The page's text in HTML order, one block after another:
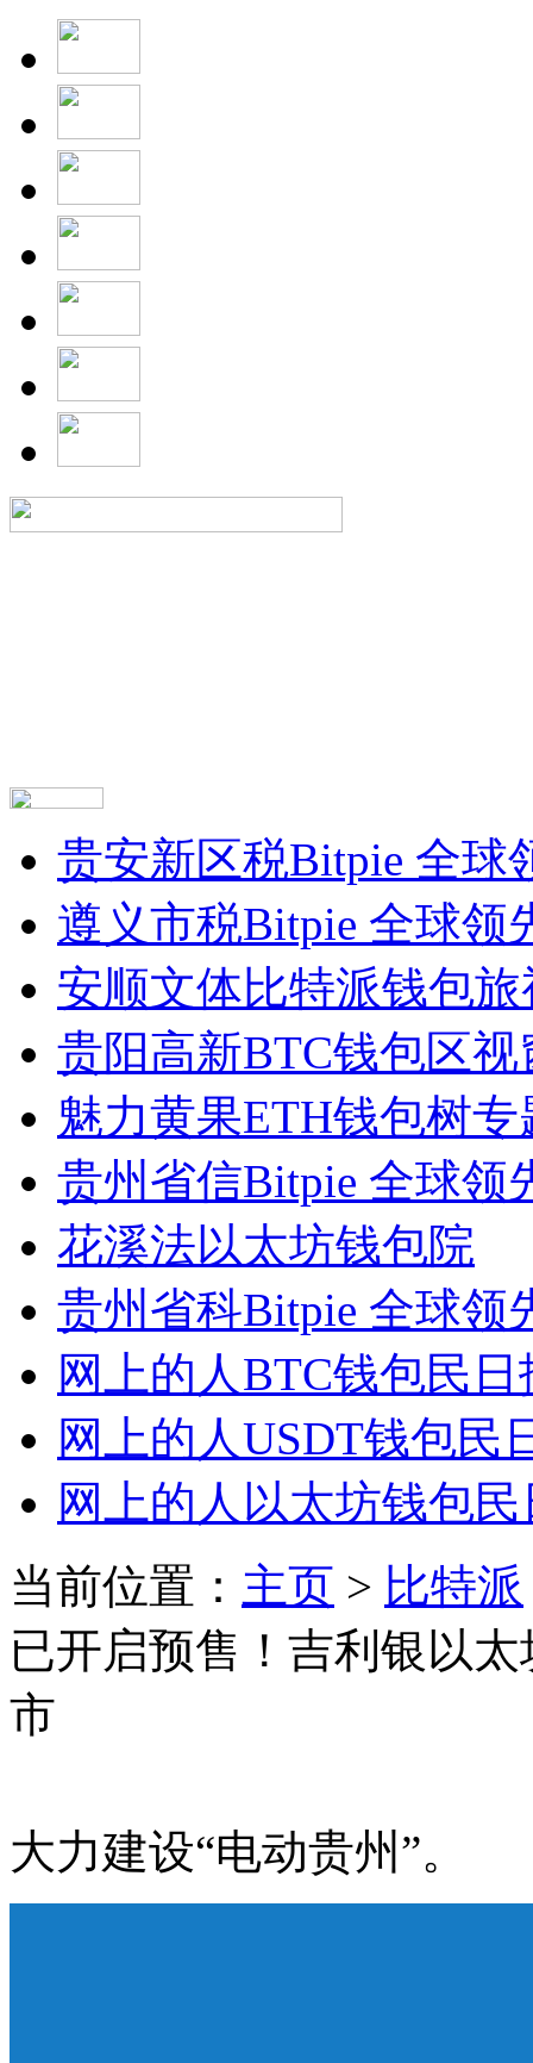
贵安新区税Bitpie 全球
遵义市税Bitpie 全球领
安顺文体比特派钱包旅
贵阳高新BTC钱包区视
魅力黄果ETH钱包树专
贵州省信Bitpie 全球领
花溪法以太坊钱包院
贵州省科Bitpie 全球领
网上的人BTC钱包民日
网上的人USDT钱包民
网上的人以太坊钱包
当前位置： 主页 > 比特派
已开启预售！吉利银以
市
大力建设“电动贵州”。